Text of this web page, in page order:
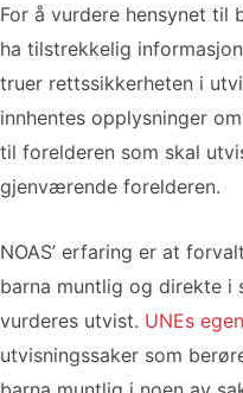
For å vurdere hensynet til
ha tilstrekkelig
truer rettssikkerheten i
innhentes opplysninger
til forelderen som skal
gjenværende forelderen.
NOAS’ erfaring er at
barna muntlig og direkte i
vurderes utvist. UNEs
utvisningssaker som